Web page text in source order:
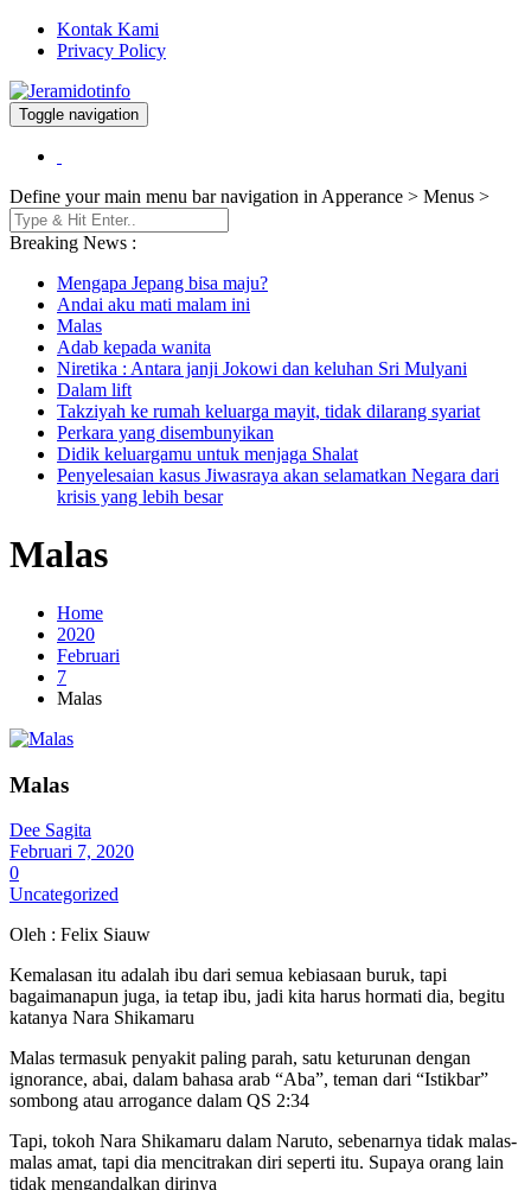
Kontak Kami
Privacy Policy
Jeramidotinfo
Berita dan Informasi Terkini
Toggle navigation
Define your main menu bar navigation in Apperance > Menus >
Breaking News :
Mengapa Jepang bisa maju?
Andai aku mati malam ini
Malas
Adab kepada wanita
Niretika : Antara janji Jokowi dan keluhan Sri Mulyani
Dalam lift
Takziyah ke rumah keluarga mayit, tidak dilarang syariat
Perkara yang disembunyikan
Didik keluargamu untuk menjaga Shalat
Penyelesaian kasus Jiwasraya akan selamatkan Negara dari
krisis yang lebih besar
Malas
Home
2020
Februari
7
Malas
Malas
Dee Sagita
Februari 7, 2020
0
Uncategorized
Oleh : Felix Siauw
Kemalasan itu adalah ibu dari semua kebiasaan buruk, tapi
bagaimanapun juga, ia tetap ibu, jadi kita harus hormati dia, begitu
katanya Nara Shikamaru
Malas termasuk penyakit paling parah, satu keturunan dengan
ignorance, abai, dalam bahasa arab “Aba”, teman dari “Istikbar”
sombong atau arrogance dalam QS 2:34
Tapi, tokoh Nara Shikamaru dalam Naruto, sebenarnya tidak malas-
malas amat, tapi dia mencitrakan diri seperti itu. Supaya orang lain
tidak mengandalkan dirinya